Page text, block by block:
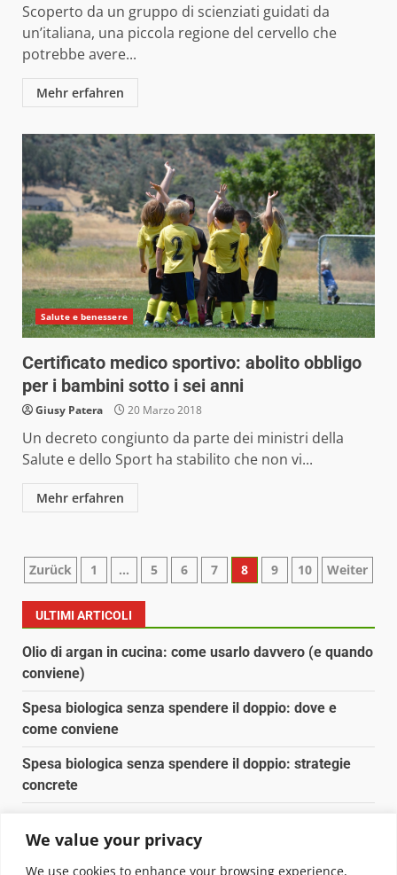
We value your privacy
We use cookies to enhance your browsing experience,
Scoperto da un gruppo di scienziati guidati da
un’italiana, una piccola regione del cervello che
potrebbe avere...
Mehr erfahren
Salute e benessere
Certificato medico sportivo: abolito obbligo
per i bambini sotto i sei anni
Giusy Patera 20 Marzo 2018
Un decreto congiunto da parte dei ministri della
Salute e dello Sport ha stabilito che non vi...
Mehr erfahren
Paginazione
degli
articoli
Zurück 1 … 5 6 7 8 9 10 Weiter
ULTIMI ARTICOLI
Olio di argan in cucina: come usarlo davvero (e quando
conviene)
Spesa biologica senza spendere il doppio: dove e
come conviene
Spesa biologica senza spendere il doppio: strategie
concrete
Pulizia naturale della casa: 3 ingredienti che